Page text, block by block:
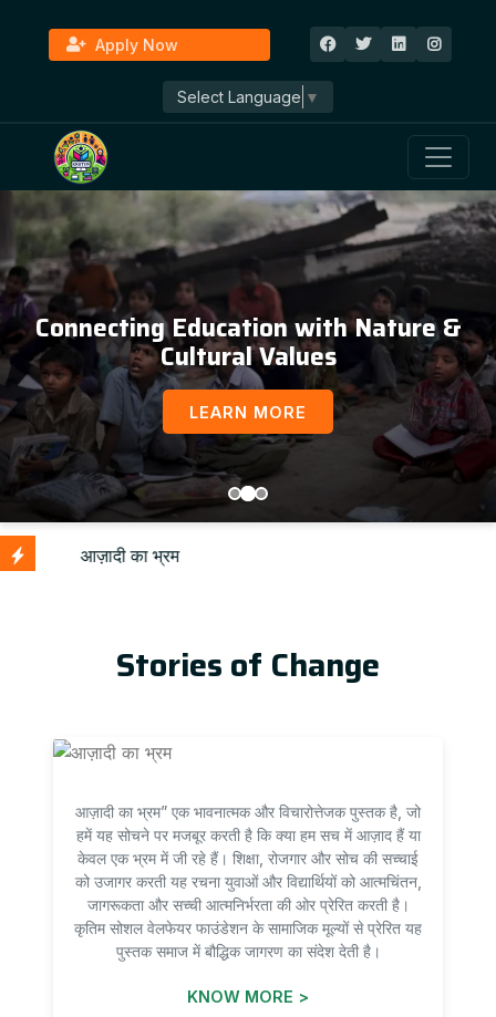
Apply Now
Select Language ▼
Connecting Education with Nature &
Cultural Values
LEARN MORE
Stories of Change
आज़ादी का भ्रम” एक भावनात्मक और विचारोत्तेजक पुस्तक है, जो
हमें यह सोचने पर मजबूर करती है कि क्या हम सच में आज़ाद हैं या
केवल एक भ्रम में जी रहे हैं। शिक्षा, रोजगार और सोच की सच्चाई
को उजागर करती यह रचना युवाओं और विद्यार्थियों को आत्मचिंतन,
जागरूकता और सच्ची आत्मनिर्भरता की ओर प्रेरित करती है।
कृतिम सोशल वेलफेयर फाउंडेशन के सामाजिक मूल्यों से प्रेरित यह
पुस्तक समाज में बौद्धिक जागरण का संदेश देती है।
KNOW MORE >